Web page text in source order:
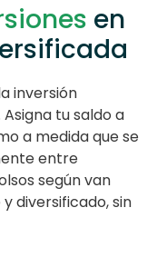
en
inversión
tu saldo a
a medida que se
entre
según van
diversificado, sin